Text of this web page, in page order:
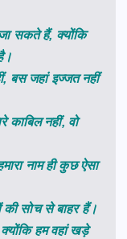
सकते हैं, क्योंकि
बस जहां इज्जत नहीं
काबिल नहीं, वो
नाम ही कुछ ऐसा
की सोच से बाहर हैं।
हम वहां खड़े